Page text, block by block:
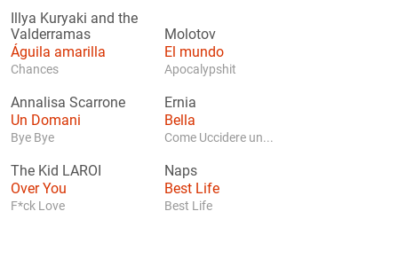
Illya Kuryaki and the
Valderramas
Águila amarilla
Chances
Molotov
El mundo
Apocalypshit
Annalisa Scarrone
Un Domani
Bye Bye
Ernia
Bella
Come Uccidere un...
The Kid LAROI
Over You
F*ck Love
Naps
Best Life
Best Life